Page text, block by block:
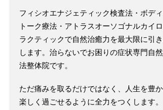
フィシオエナジェティック検査法・ボデ
トーク療法・アトラスオーソゴナルカイ
ラクティックで自然治癒力を最大限に引
します。治らないでお困りの症状専門自
法整体院です。
ただ痛みを取るだけではなく、人生を豊
楽しく過ごせるように全力をつくします。